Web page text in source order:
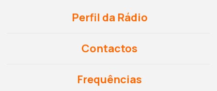
Perfil da Rádio
Contactos
Frequências